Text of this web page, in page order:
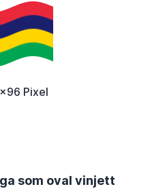
Pixel
som oval vinjett